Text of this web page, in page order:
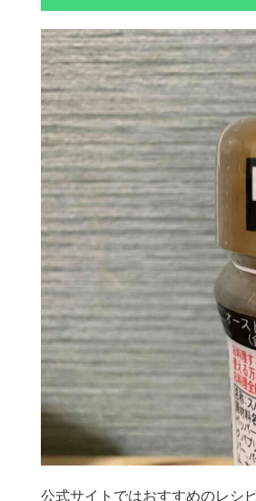
公式サイトではおすすめのレシ